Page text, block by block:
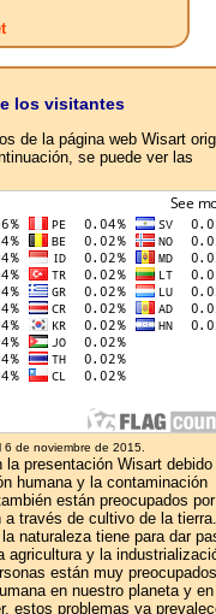
los visitantes
​​de la página web Wisart
se puede ver las
de noviembre de 2015.
presentación Wisart
humana y la contaminación
están preocupados
a través de cultivo de la tierra.
naturaleza tiene para dar
agricultura y la
están muy
en nuestro planeta y
estos problemas ya